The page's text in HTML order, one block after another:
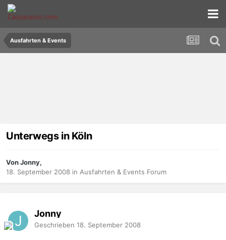
Ausfahrten & Events
Unterwegs in Köln
Von Jonny,
18. September 2008 in Ausfahrten & Events Forum
Jonny
Geschrieben 18. September 2008